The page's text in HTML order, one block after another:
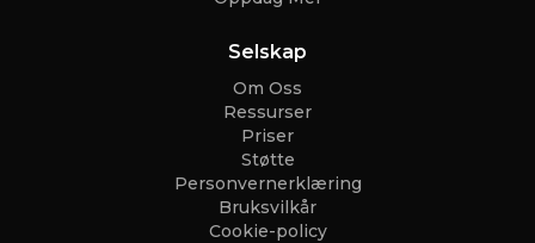
Selskap
Om Oss
Ressurser
Priser
Støtte
Personvernerklæring
Bruksvilkår
Cookie-policy